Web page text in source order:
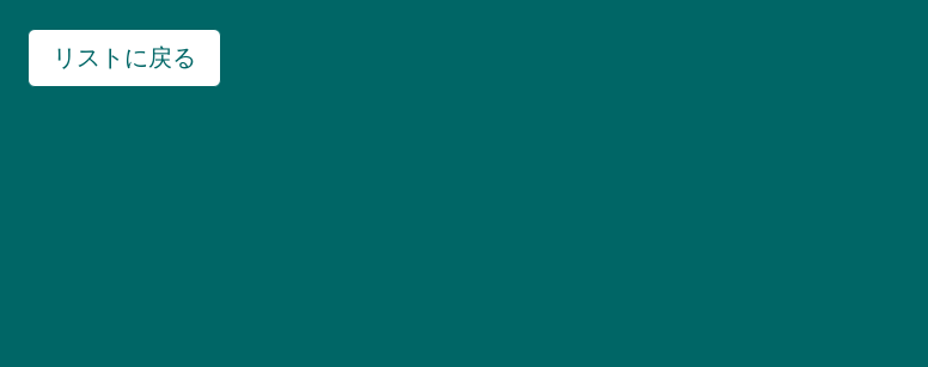
リストに戻る